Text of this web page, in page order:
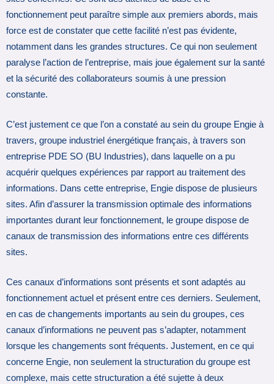
fonctionnement peut paraître simple aux premiers abords, mais
force est de constater que cette facilité n’est pas évidente,
notamment dans les grandes structures. Ce qui non seulement
paralyse l’action de l’entreprise, mais joue également sur la santé
et la sécurité des collaborateurs soumis à une pression
constante.
C’est justement ce que l’on a constaté au sein du groupe Engie à
travers, groupe industriel énergétique français, à travers son
entreprise PDE SO (BU Industries), dans laquelle on a pu
acquérir quelques expériences par rapport au traitement des
informations. Dans cette entreprise, Engie dispose de plusieurs
sites. Afin d’assurer la transmission optimale des informations
importantes durant leur fonctionnement, le groupe dispose de
canaux de transmission des informations entre ces différents
sites.
Ces canaux d’informations sont présents et sont adaptés au
fonctionnement actuel et présent entre ces derniers. Seulement,
en cas de changements importants au sein du groupes, ces
canaux d’informations ne peuvent pas s’adapter, notamment
lorsque les changements sont fréquents. Justement, en ce qui
concerne Engie, non seulement la structuration du groupe est
complexe, mais cette structuration a été sujette à deux